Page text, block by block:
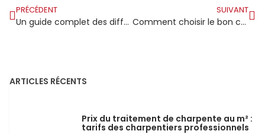
PRÉCÉDENT
Un guide complet des différentes formes de charpentes utilisées dans la construction
SUIVANT
Comment choisir le bon charpentier couvreur à Marseille ?
ARTICLES RÉCENTS
Prix du traitement de charpente au m² :
tarifs des charpentiers professionnels